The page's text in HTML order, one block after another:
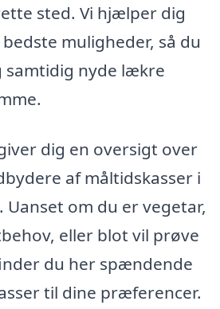
sted. Vi hjælper dig
muligheder, så du
samtidig nyde lækre
dig en oversigt over
af måltidskasser i
om du er vegetar,
eller blot vil prøve
du her spændende
til dine præferencer.